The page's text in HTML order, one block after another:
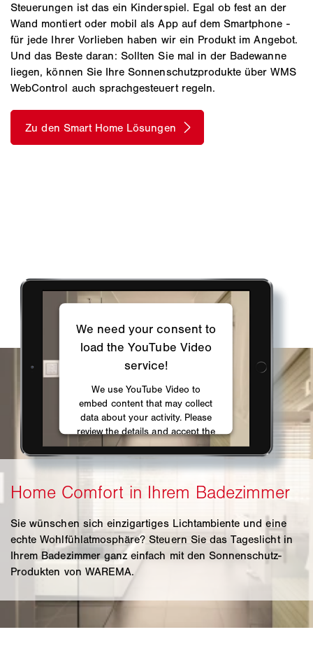
Steuerungen ist das ein Kinderspiel. Egal ob fest an der
Wand montiert oder mobil als App auf dem Smartphone -
für jede Ihrer Vorlieben haben wir ein Produkt im Angebot.
Und das Beste daran: Sollten Sie mal in der Badewanne
liegen, können Sie Ihre Sonnenschutzprodukte über WMS
WebControl auch sprachgesteuert regeln.
Sie wünschen sich einzigartiges Lichtambiente und eine
echte Wohlfühlatmosphäre? Steuern Sie das Tageslicht in
Ihrem Badezimmer ganz einfach mit den Sonnenschutz-
Produkten von WAREMA.